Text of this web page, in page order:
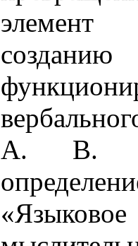
элемент
А. В.
«Языковое